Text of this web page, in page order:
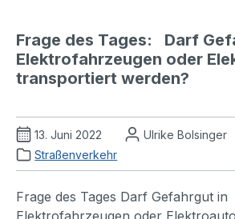
Frage des Tages:   Darf
Elektrofahrzeugen oder
transportiert werden?
13. Juni 2022
Ulrike Bolsinger
Straßenverkehr
Frage des Tages Darf Gefahrgut in